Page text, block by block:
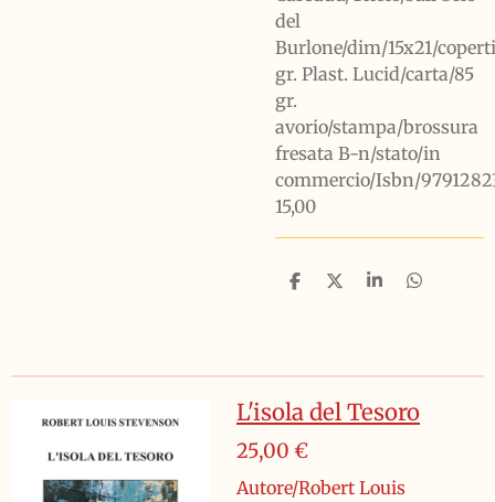
del
Burlone/dim/15x21/
gr. Plast. Lucid/carta/85
gr.
avorio/stampa/brossura
fresata B-n/stato/in
commercio/Isbn/
15,00
C
v
d
i
C
v
d
i
C
v
d
i
C
v
d
i
L'isola del Tesoro
25,00 €
Autore/Robert Louis